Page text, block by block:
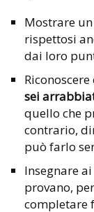
Mostrare un
rispettosi
dai loro
sei
quello che
contrario,
può farlo
Insegnare
provano,
completare